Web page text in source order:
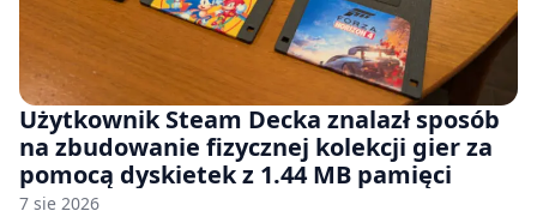
Użytkownik Steam Decka znalazł sposób
na zbudowanie fizycznej kolekcji gier za
pomocą dyskietek z 1.44 MB pamięci
7 sie 2026